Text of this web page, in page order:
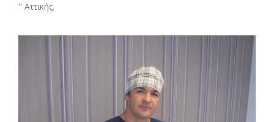
" Αττικής.